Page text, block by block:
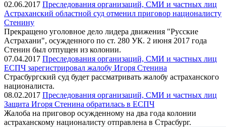
02.06.2017 Преследования организаций, СМИ и частных лиц
Астраханский областной суд отменил приговор националисту
Стенину
Прекращено уголовное дело лидера движения "Русские
Астрахани", осужденного по ст. 280 УК. 2 июня 2017 года
Стенин был отпущен из колонии.
07.04.2017 Преследования организаций, СМИ и частных лиц
ЕСПЧ зарегистрировал жалобу Игоря Стенина
Страсбургский суд будет рассматривать жалобу астраханского
националиста.
08.02.2017 Преследования организаций, СМИ и частных лиц
Защита Игоря Стенина обратилась в ЕСПЧ
Жалоба на приговор осужденному на два года колонии
астраханскому националисту отправлена в Страсбург.